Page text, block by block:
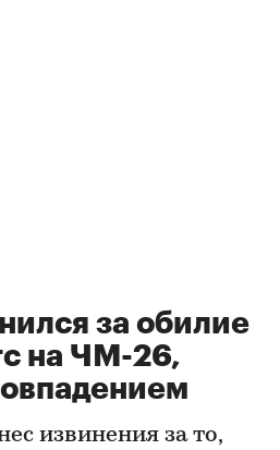
за обилие
на ЧМ-26,
извинения за то,